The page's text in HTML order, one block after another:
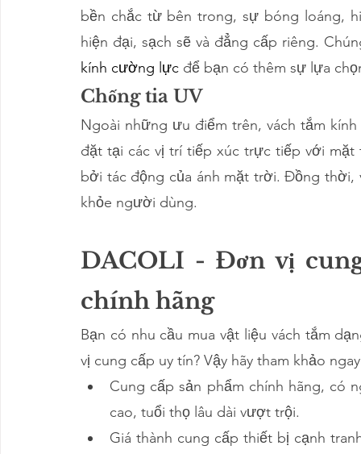
bền chắc từ bên trong, sự bóng loáng,
hiện đại, sạch sẽ và đẳng cấp riêng.
kính cường lực để bạn có thêm sự lựa
Chống tia UV
Ngoài những ưu điểm trên, vách tắm
đặt tại các vị trí tiếp xúc trực tiếp với
bởi tác động của ánh mặt trời. Đồng thời,
khỏe người dùng.
DACOLI - Đơn vị
chính hãng
Bạn có nhu cầu mua vật liệu vách tắm
vị cung cấp uy tín? Vậy hãy tham khảo
Cung cấp sản phẩm chính hãng, có
cao, tuổi thọ lâu dài vượt trội.
Giá thành cung cấp thiết bị cạnh